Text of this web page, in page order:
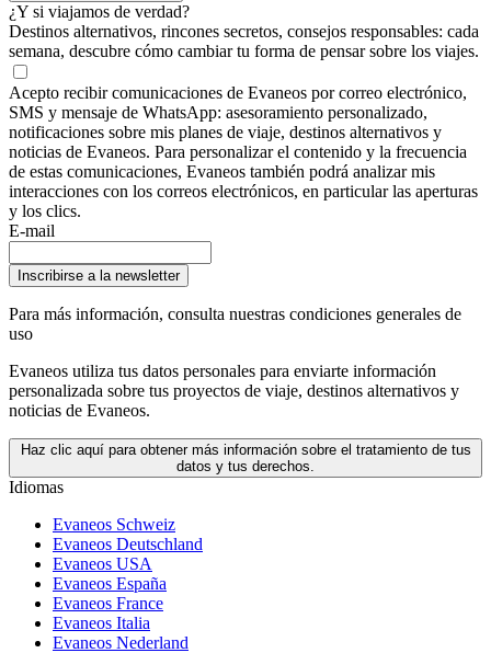
¿Y si viajamos de verdad?
Destinos alternativos, rincones secretos, consejos responsables: cada
semana, descubre cómo cambiar tu forma de pensar sobre los viajes.
Acepto recibir comunicaciones de Evaneos por correo electrónico,
SMS y mensaje de WhatsApp: asesoramiento personalizado,
notificaciones sobre mis planes de viaje, destinos alternativos y
noticias de Evaneos. Para personalizar el contenido y la frecuencia
de estas comunicaciones, Evaneos también podrá analizar mis
interacciones con los correos electrónicos, en particular las aperturas
y los clics.
E-mail
Inscribirse a la newsletter
Para más información, consulta nuestras condiciones generales de
uso
Evaneos utiliza tus datos personales para enviarte información
personalizada sobre tus proyectos de viaje, destinos alternativos y
noticias de Evaneos.
Haz clic aquí para obtener más información sobre el tratamiento de tus
datos y tus derechos.
Idiomas
Evaneos Schweiz
Evaneos Deutschland
Evaneos USA
Evaneos España
Evaneos France
Evaneos Italia
Evaneos Nederland